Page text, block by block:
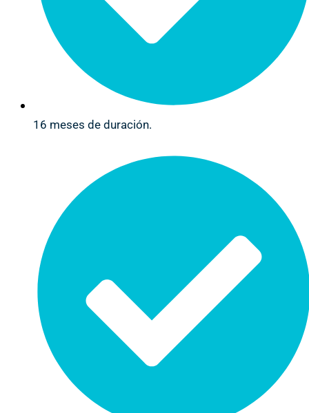
16 meses de duración.